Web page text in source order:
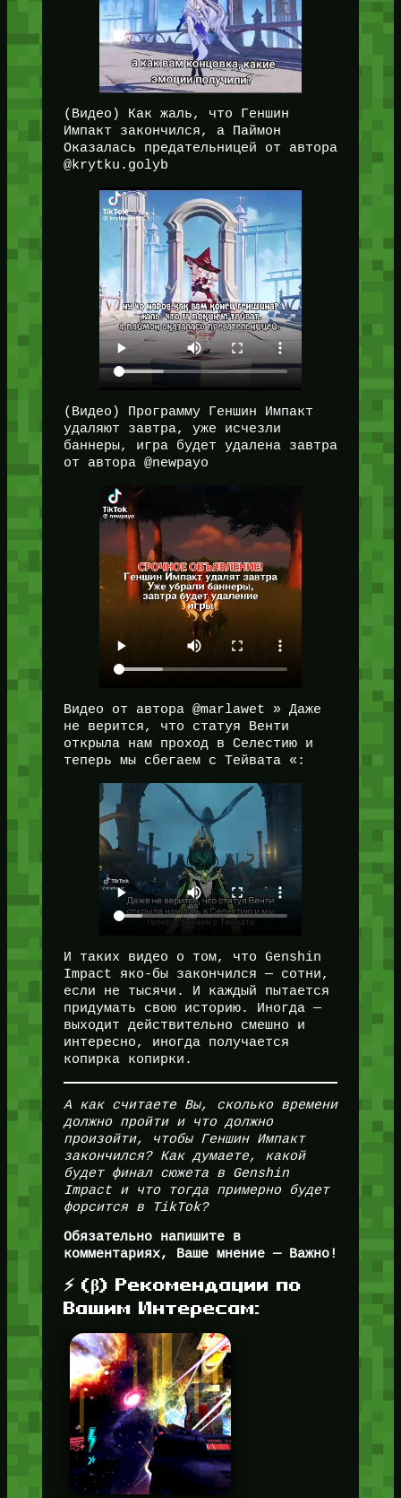
(Видео) Как жаль, что Геншин
Импакт закончился, а Паймон
Оказалась предательницей от автора
@krytku.golyb
(Видео) Программу Геншин Импакт
удаляют завтра, уже исчезли
баннеры, игра будет удалена завтра
от автора @newpayo
Видео от автора @marlawet » Даже
не верится, что статуя Венти
открыла нам проход в Селестию и
теперь мы сбегаем с Тейвата «:
И таких видео о том, что Genshin
Impact яко-бы закончился — сотни,
если не тысячи. И каждый пытается
придумать свою историю. Иногда —
выходит действительно смешно и
интересно, иногда получается
копирка копирки.
А как считаете Вы, сколько времени
должно пройти и что должно
произойти, чтобы Геншин Импакт
закончился? Как думаете, какой
будет финал сюжета в Genshin
Impact и что тогда примерно будет
форсится в TikTok?
Обязательно напишите в
комментариях, Ваше мнение — Важно!
⚡ (β) Рекомендации по
Вашим Интересам: